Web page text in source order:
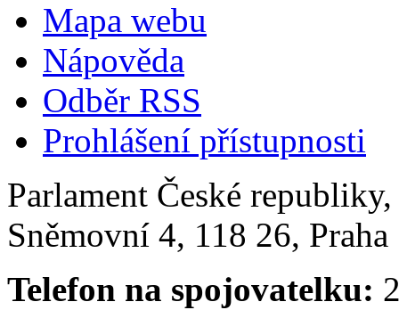
Mapa webu
Nápověda
Odběr RSS
Prohlášení přístupnosti
Parlament České
Sněmovní 4, 118 26,
Telefon na spojovatelku: